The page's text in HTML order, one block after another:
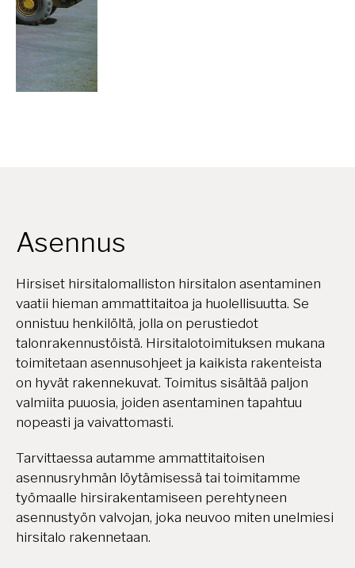
Asennus
Hirsiset hirsitalomalliston hirsitalon asentaminen
vaatii hieman ammattitaitoa ja huolellisuutta. Se
onnistuu henkilöltä, jolla on perustiedot
talonrakennustöistä. Hirsitalotoimituksen mukana
toimitetaan asennusohjeet ja kaikista rakenteista
on hyvät rakennekuvat. Toimitus sisältää paljon
valmiita puuosia, joiden asentaminen tapahtuu
nopeasti ja vaivattomasti.
Tarvittaessa autamme ammattitaitoisen
asennusryhmän löytämisessä tai toimitamme
työmaalle hirsirakentamiseen perehtyneen
asennustyön valvojan, joka neuvoo miten unelmiesi
hirsitalo rakennetaan.